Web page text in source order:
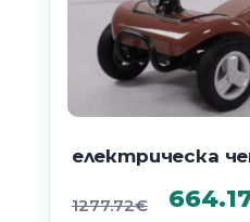
електрическа
1277.72€